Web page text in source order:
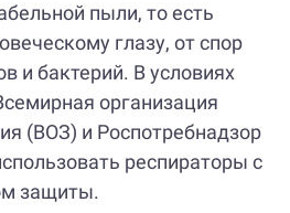
пыли, то есть
глазу, от спор
и бактерий. В условиях
организация
(ВОЗ) и Роспотребнадзор
респираторы с
защиты.